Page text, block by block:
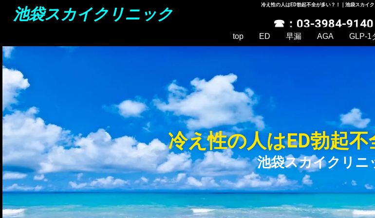
冷え性の人はED勃起不全が多い？！｜池袋スカイ
池袋スカイクリニック
☎：03-3984-9140
top ED 早漏 AGA GLP-1
冷え性の人はED勃起
池袋スカイクリニ